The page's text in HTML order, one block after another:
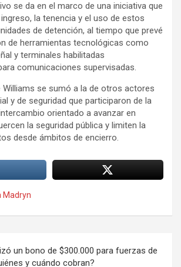
se da en el marco de una iniciativa que
la tenencia y el uso de estos
de detención, al tiempo que prevé
de herramientas tecnológicas como
y terminales habilitadas
comunicaciones supervisadas.
Williams se sumó a la de otros actores
y de seguridad que participaron de la
orientado a avanzar en
la seguridad pública y limiten la
desde ámbitos de encierro.
Madryn
un bono de $300.000 para fuerzas de
y cuándo cobran?